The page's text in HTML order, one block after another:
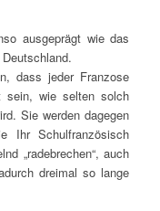
ausgeprägt wie das
dass jeder Franzose
sein, wie selten solch
Sie werden dagegen
Ihr Schulfranzösisch
„radebrechen“, auch
dreimal so lange